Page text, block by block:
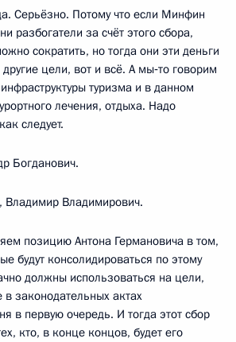
Серьёзно. Потому что если Минфин
разбогатели за счёт этого сбора,
сократить, но тогда они эти деньги
цели, вот и всё. А мы‑то говорим
туризма и в данном
лечения, отдыха. Надо
следует.
Богданович.
Владимир Владимирович.
позицию Антона Германовича в том,
будут консолидироваться по этому
должны использоваться на цели,
законодательных актах
в первую очередь. И тогда этот сбор
кто, в конце концов, будет его